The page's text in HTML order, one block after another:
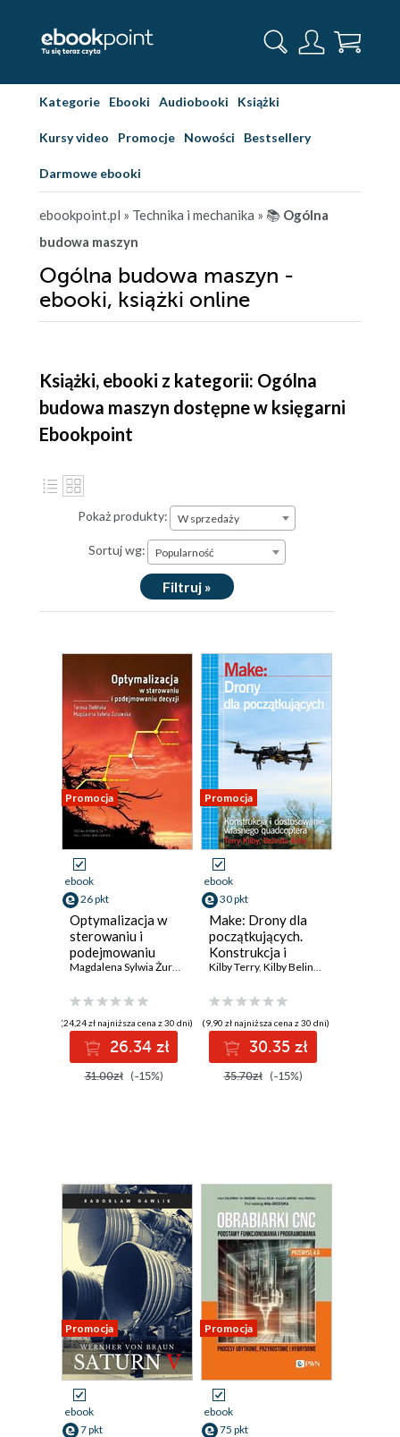
Kategorie Ebooki Audiobooki Książki
Kursy video Promocje Nowości Bestsellery
Darmowe ebooki
ebookpoint.pl » Technika i mechanika » 📚 Ogólna
budowa maszyn
Ogólna budowa maszyn -
ebooki, książki online
Książki, ebooki z kategorii: Ogólna
budowa maszyn dostępne w księgarni
Ebookpoint
Pokaż produkty: W sprzedaży
Sortuj wg: Popularność
Filtruj »
Promocja
ebook
26 pkt
Optymalizacja w
sterowaniu i
podejmowaniu
decyzji
Magdalena Sylwia Żurawska Teresa Zielińska
(24,24 zł najniższa cena z 30 dni)
26.34 zł
31.00zł (-15%)
Promocja
ebook
30 pkt
Make: Drony dla
początkujących.
Konstrukcja i
dostosowanie
quadcoptera
Kilby Terry, Kilby Belinda
(9,90 zł najniższa cena z 30 dni)
30.35 zł
35.70zł (-15%)
Promocja
ebook
7 pkt
Promocja
ebook
75 pkt